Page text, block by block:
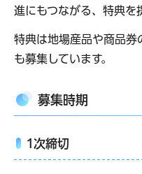
進にもつながる、特典を
特典は地場産品や商品券
も募集しています。
募集時期
1次締切